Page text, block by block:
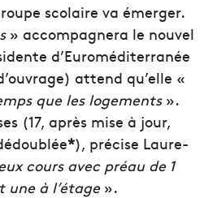
scolaire va émerger.
» accompagnera le nouvel
d’Euroméditerranée
attend qu’elle «
que les logements».
(17, après mise à jour,
*), précise Laure-
cours avec préau de 1
une à l’étage».